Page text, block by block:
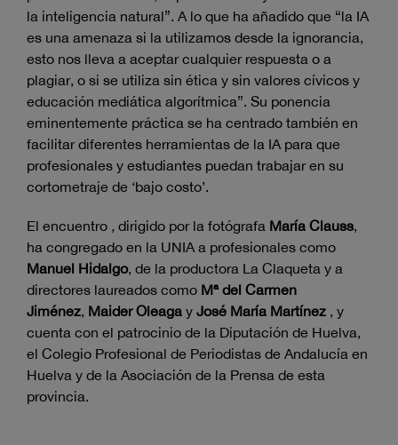
la inteligencia natural”. A lo que ha añadido que “la IA
es una amenaza si la utilizamos desde la ignorancia,
esto nos lleva a aceptar cualquier respuesta o a
plagiar, o si se utiliza sin ética y sin valores cívicos y
educación mediática algorítmica”. Su ponencia
eminentemente práctica se ha centrado también en
facilitar diferentes herramientas de la IA para que
profesionales y estudiantes puedan trabajar en su
cortometraje de ‘bajo costo’.
El encuentro , dirigido por la fotógrafa María Clauss,
ha congregado en la UNIA a profesionales como
Manuel Hidalgo, de la productora La Claqueta y a
directores laureados como Mª del Carmen
Jiménez, Maider Oleaga y José María Martínez , y
cuenta con el patrocinio de la Diputación de Huelva,
el Colegio Profesional de Periodistas de Andalucía en
Huelva y de la Asociación de la Prensa de esta
provincia.